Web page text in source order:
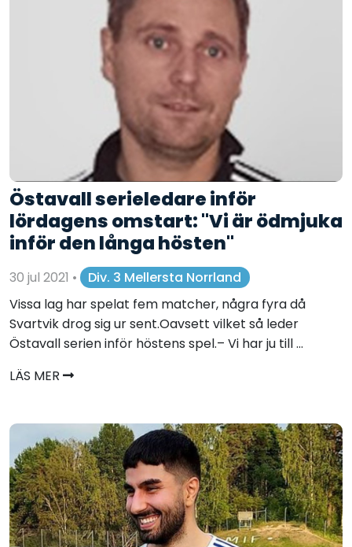
Östavall serieledare inför
lördagens omstart: "Vi är ödmjuka
inför den långa hösten"
30 jul 2021 •
Div. 3 Mellersta Norrland
Vissa lag har spelat fem matcher, några fyra då
Svartvik drog sig ur sent.Oavsett vilket så leder
Östavall serien inför höstens spel.– Vi har ju till ...
LÄS MER